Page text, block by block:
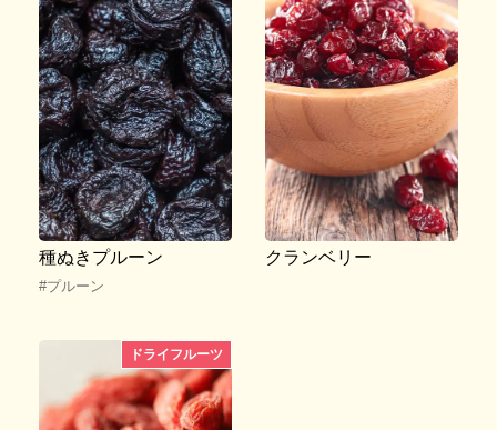
種ぬきプルーン
#プルーン
クランベリー
ドライフルーツ